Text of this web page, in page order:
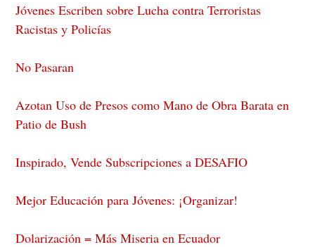
Jóvenes Escriben sobre Lucha contra Terroristas
Racistas y Policías
No Pasaran
Azotan Uso de Presos como Mano de Obra Barata en
Patio de Bush
Inspirado, Vende Subscripciones a DESAFIO
Mejor Educación para Jóvenes: ¡Organizar!
Dolarización = Más Miseria en Ecuador